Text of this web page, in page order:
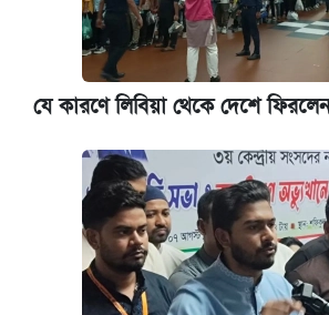
যে কারণে লিবিয়া থেকে দেশে